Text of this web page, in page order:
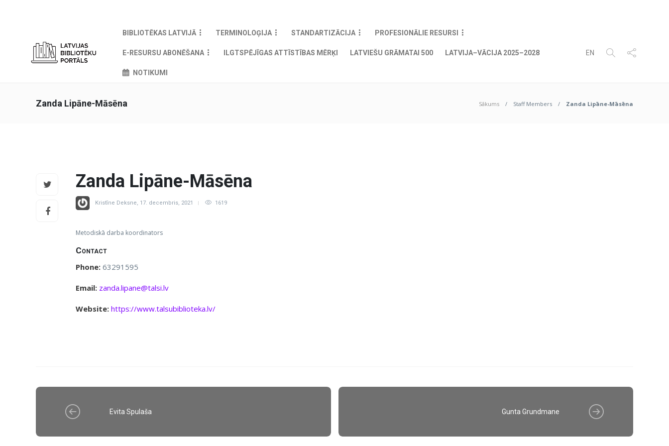
BIBLIOTĒKAS LATVIJĀ TERMINOLOĢIJA STANDARTIZĀCIJA PROFESIONĀLIE RESURSI
E-RESURSU ABONĒŠANA ILGTSPĒJĪGAS ATTĪSTĪBAS MĒRĶI LATVIEŠU GRĀMATAI 500 LATVIJA–VĀCIJA 2025–2028
NOTIKUMI
EN
Zanda Lipāne-Māsēna Sākums Staff Members Zanda Lipāne-Māsēna
Zanda Lipāne-Māsēna
Kristīne Deksne, 17. decembris, 2021 1619
Metodiskā darba koordinators
Contact
Phone: 63291595
Email: zanda.lipane@talsi.lv
Website: https://www.talsubiblioteka.lv/
Evita Spulaša Gunta Grundmane